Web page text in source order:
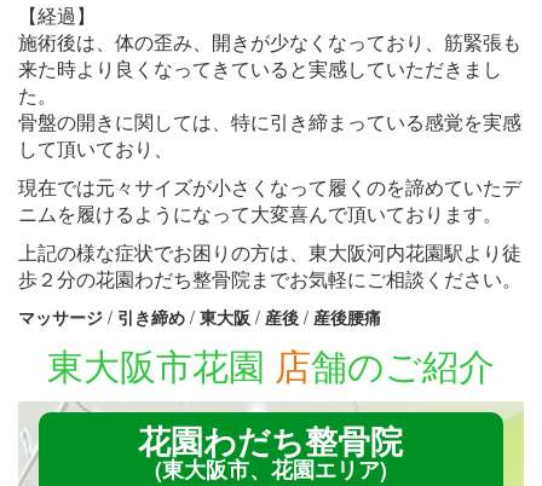
【経過】
施術後は、体の歪み、開きが少なくなっており、筋緊張も
来た時より良くなってきていると実感していただきまし
た。
骨盤の開きに関しては、特に引き締まっている感覚を実感
して頂いており、
現在では元々サイズが小さくなって履くのを諦めていたデ
ニムを履けるようになって大変喜んで頂いております。
上記の様な症状でお困りの方は、東大阪河内花園駅より徒
歩２分の花園わだち整骨院までお気軽にご相談ください。
マッサージ / 引き締め / 東大阪 / 産後 / 産後腰痛
東大阪市花園 店舗のご紹介
花園わだち整骨院
(東大阪市、花園エリア)